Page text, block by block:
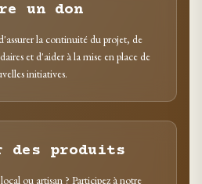
un don
la continuité du projet, de
et d'aider à la mise en place de
initiatives.
des produits
ou artisan ? Participez à notre